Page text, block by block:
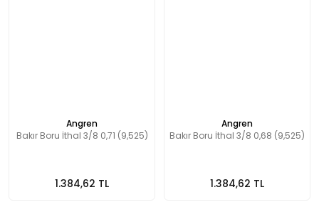
Angren
Bakır Boru İthal 3/8 0,71 (9,525)
1.384,62 TL
Angren
Bakır Boru İthal 3/8 0,68 (9,525)
1.384,62 TL